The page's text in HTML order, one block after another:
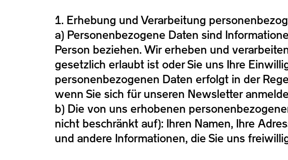
1. Erhebung und Verarbeitung
a) Personenbezogene Daten sind
Person beziehen. Wir erheben und
gesetzlich erlaubt ist oder Sie uns Ihre
personenbezogenen Daten erfolgt in der
wenn Sie sich für unseren Newsletter
b) Die von uns erhobenen
nicht beschränkt auf): Ihren Namen, Ihre
und andere Informationen, die Sie uns